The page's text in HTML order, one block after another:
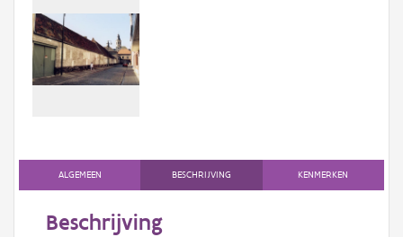
Gebeurtenis
Persoon of collectief
AanmeldenALGEMEEN BESCHRIJVING KENMERKEN
Beschrijving